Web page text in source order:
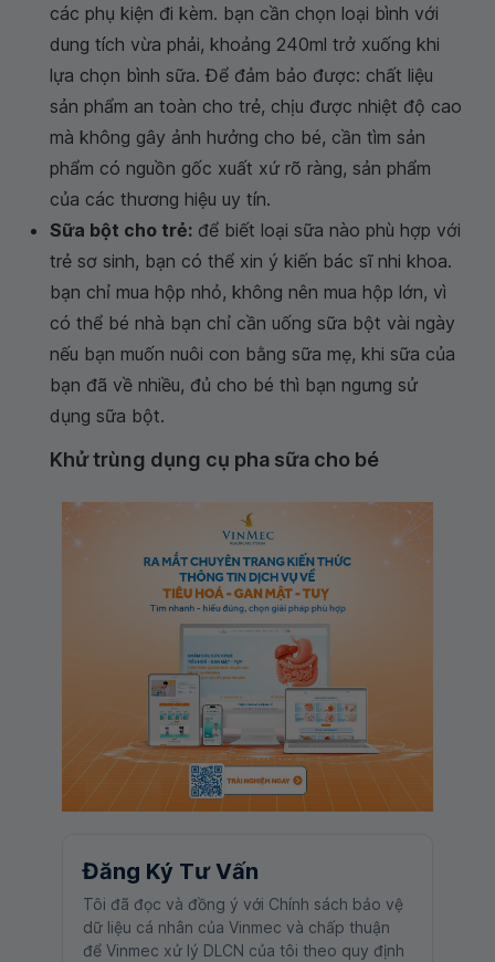
các phụ kiện đi kèm. bạn cần chọn loại bình với
dung tích vừa phải, khoảng 240ml trở xuống khi
lựa chọn bình sữa. Để đảm bảo được: chất liệu
sản phẩm an toàn cho trẻ, chịu được nhiệt độ cao
mà không gây ảnh hưởng cho bé, cần tìm sản
phẩm có nguồn gốc xuất xứ rõ ràng, sản phẩm
của các thương hiệu uy tín.
Sữa bột cho trẻ: để biết loại sữa nào phù hợp với
trẻ sơ sinh, bạn có thể xin ý kiến bác sĩ nhi khoa.
bạn chỉ mua hộp nhỏ, không nên mua hộp lớn, vì
có thể bé nhà bạn chỉ cần uống sữa bột vài ngày
nếu bạn muốn nuôi con bằng sữa mẹ, khi sữa của
bạn đã về nhiều, đủ cho bé thì bạn ngưng sử
dụng sữa bột.
Khử trùng dụng cụ pha sữa cho bé
Đăng Ký Tư Vấn
Tôi đã đọc và đồng ý với Chính sách bảo vệ
dữ liệu cá nhân của Vinmec và chấp thuận
để Vinmec xử lý DLCN của tôi theo quy định